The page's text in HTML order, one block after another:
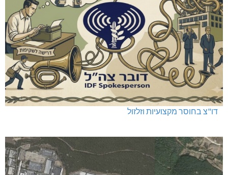
דו"צ בחוסר מקצועיות וזלזול